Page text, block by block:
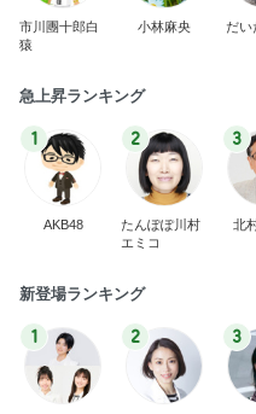
市川團十郎白
猿
小林麻央 だい
急上昇ランキング
1
AKB48
2
たんぽぽ川村
エミコ
3
北
新登場ランキング
1 2 3